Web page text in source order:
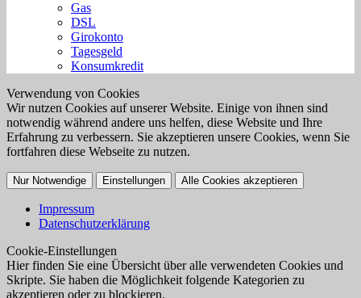
Gas
DSL
Girokonto
Tagesgeld
Konsumkredit
Verwendung von Cookies
Wir nutzen Cookies auf unserer Website. Einige von ihnen sind
notwendig während andere uns helfen, diese Website und Ihre
Erfahrung zu verbessern. Sie akzeptieren unsere Cookies, wenn Sie
fortfahren diese Webseite zu nutzen.
Nur Notwendige Einstellungen Alle Cookies akzeptieren
Impressum
Datenschutzerklärung
Cookie-Einstellungen
Hier finden Sie eine Übersicht über alle verwendeten Cookies und
Skripte. Sie haben die Möglichkeit folgende Kategorien zu
akzeptieren oder zu blockieren.